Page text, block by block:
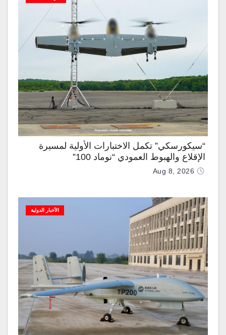
“سيكورسكي” تكمل الاختبارات الأولية لمسيرة
الإقلاع والهبوط العمودي “نوماد 100”
Aug 8, 2026
الأخبار الدولية